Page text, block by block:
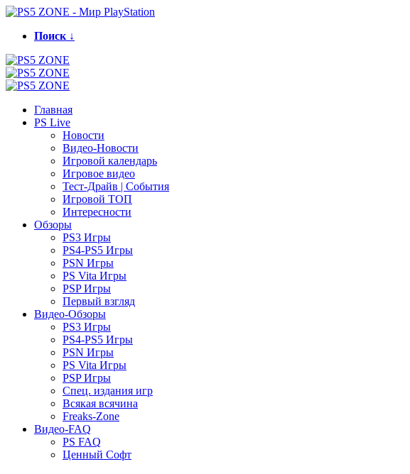
Поиск ↓
Главная
PS Live
Новости
Видео-Новости
Игровой календарь
Игровое видео
Тест-Драйв | События
Игровой ТОП
Интересности
Обзоры
PS3 Игры
PS4-PS5 Игры
PSN Игры
PS Vita Игры
PSP Игры
Первый взгляд
Видео-Обзоры
PS3 Игры
PS4-PS5 Игры
PSN Игры
PS Vita Игры
PSP Игры
Спец. издания игр
Всякая всячина
Freaks-Zone
Видео-FAQ
PS FAQ
Ценный Софт